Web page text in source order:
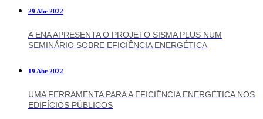
29 Abr 2022
A ENA APRESENTA O PROJETO SISMA PLUS NUM
SEMINÁRIO SOBRE EFICIÊNCIA ENERGÉTICA
19 Abr 2022
UMA FERRAMENTA PARA A EFICIÊNCIA ENERGÉTICA NOS
EDIFÍCIOS PÚBLICOS